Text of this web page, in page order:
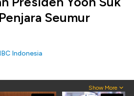
Seumur
Indonesia
Show More